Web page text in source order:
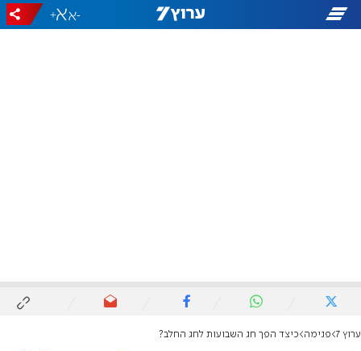
-
+
ערוץ 7 פנימה כיצד הפך חג השבועות לחג החלב?